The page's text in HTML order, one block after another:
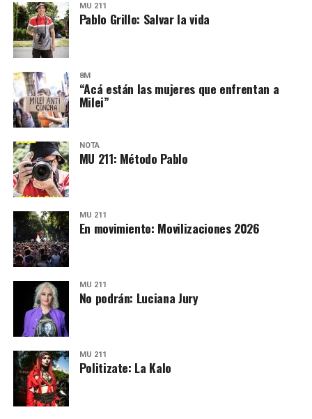
MU 211
Pablo Grillo: Salvar la vida
8M
“Acá están las mujeres que enfrentan a
Milei”
NOTA
MU 211: Método Pablo
MU 211
En movimiento: Movilizaciones 2026
MU 211
No podrán: Luciana Jury
MU 211
Politizate: La Kalo